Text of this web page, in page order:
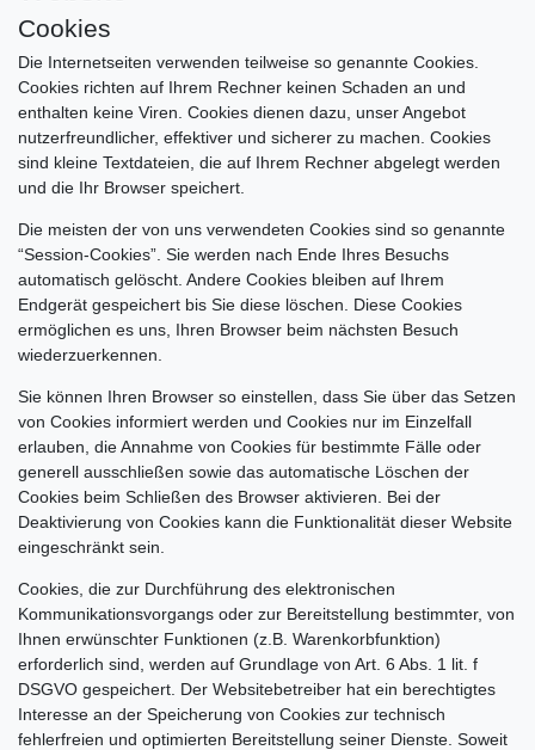
Cookies
Die Internetseiten verwenden teilweise so genannte Cookies.
Cookies richten auf Ihrem Rechner keinen Schaden an und
enthalten keine Viren. Cookies dienen dazu, unser Angebot
nutzerfreundlicher, effektiver und sicherer zu machen. Cookies
sind kleine Textdateien, die auf Ihrem Rechner abgelegt werden
und die Ihr Browser speichert.
Die meisten der von uns verwendeten Cookies sind so genannte
“Session-Cookies”. Sie werden nach Ende Ihres Besuchs
automatisch gelöscht. Andere Cookies bleiben auf Ihrem
Endgerät gespeichert bis Sie diese löschen. Diese Cookies
ermöglichen es uns, Ihren Browser beim nächsten Besuch
wiederzuerkennen.
Sie können Ihren Browser so einstellen, dass Sie über das Setzen
von Cookies informiert werden und Cookies nur im Einzelfall
erlauben, die Annahme von Cookies für bestimmte Fälle oder
generell ausschließen sowie das automatische Löschen der
Cookies beim Schließen des Browser aktivieren. Bei der
Deaktivierung von Cookies kann die Funktionalität dieser Website
eingeschränkt sein.
Cookies, die zur Durchführung des elektronischen
Kommunikationsvorgangs oder zur Bereitstellung bestimmter, von
Ihnen erwünschter Funktionen (z.B. Warenkorbfunktion)
erforderlich sind, werden auf Grundlage von Art. 6 Abs. 1 lit. f
DSGVO gespeichert. Der Websitebetreiber hat ein berechtigtes
Interesse an der Speicherung von Cookies zur technisch
fehlerfreien und optimierten Bereitstellung seiner Dienste. Soweit